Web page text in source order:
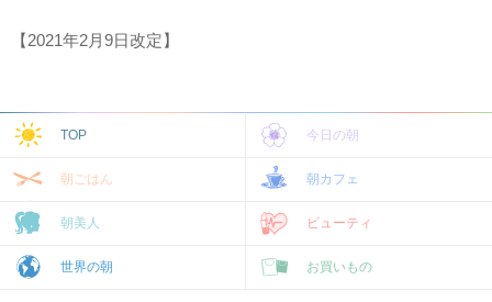
【2021年2月9日改定】
TOP 今日の朝
朝ごはん 朝カフェ
朝美人 ビューティ
世界の朝 お買いもの